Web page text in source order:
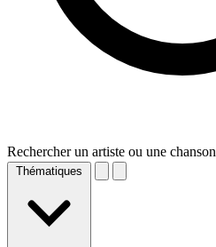
Rechercher un artiste ou une chanson
Thématiques